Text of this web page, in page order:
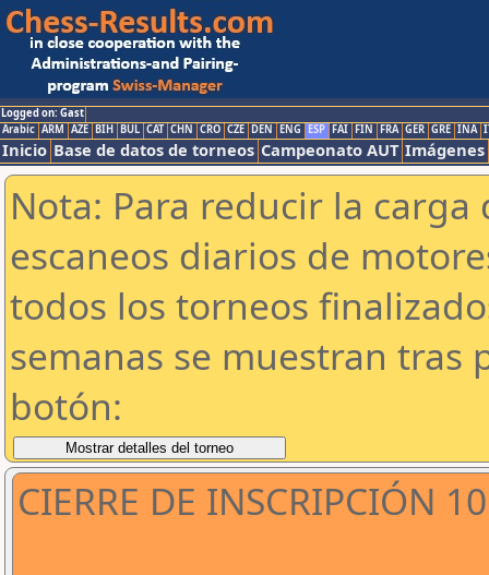
Logged on: Gast
Arabic ARM AZE BIH BUL CAT CHN CRO CZE DEN ENG ESP FAI FIN FRA GER GRE INA
Inicio Base de datos de torneos Campeonato AUT Imágenes
Nota: Para reducir la
escaneos diarios de
todos los torneos
semanas se muestran tras
botón:
CIERRE DE INSCRIPCIÓN